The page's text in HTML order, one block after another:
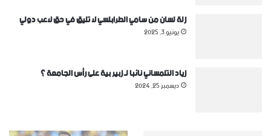
زلة لسان من سامي الطرابلسي لا تليق في حق لاعب دولي
يونيو 3, 2025
زياد التلمساني نائبا لـ زبير بية على رأس الجامعة ؟
ديسمبر 25, 2024